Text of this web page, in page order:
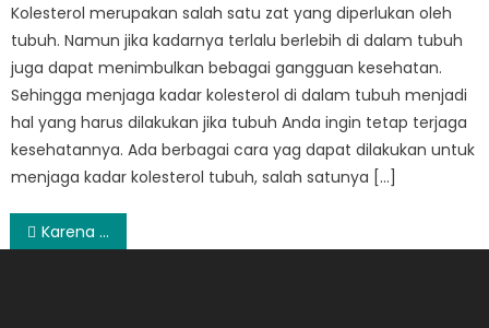
Kolesterol merupakan salah satu zat yang diperlukan oleh
tubuh. Namun jika kadarnya terlalu berlebih di dalam tubuh
juga dapat menimbulkan bebagai gangguan kesehatan.
Sehingga menjaga kadar kolesterol di dalam tubuh menjadi
hal yang harus dilakukan jika tubuh Anda ingin tetap terjaga
kesehatannya. Ada berbagai cara yag dapat dilakukan untuk
menjaga kadar kolesterol tubuh, salah satunya […]
Post
Karena Namanya Ahmed, Dia Dijadikan Tersangka